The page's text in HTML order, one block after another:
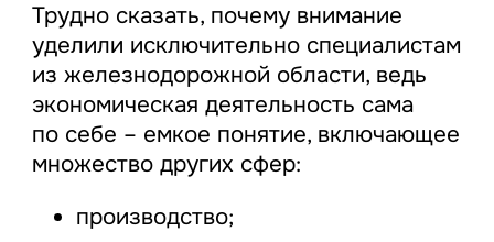
Трудно сказать, почему внимание
уделили исключительно специалистам
из железнодорожной области, ведь
экономическая деятельность сама
по себе – емкое понятие, включающее
множество других сфер:
производство;